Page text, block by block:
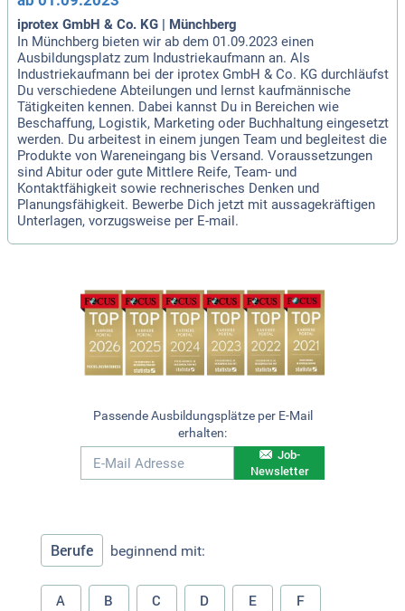
iprotex GmbH & Co. KG | Münchberg
In Münchberg bieten wir ab dem 01.09.2023 einen
Ausbildungsplatz zum Industriekaufmann an. Als
Industriekaufmann bei der iprotex GmbH & Co. KG durchläufst
Du verschiedene Abteilungen und lernst kaufmännische
Tätigkeiten kennen. Dabei kannst Du in Bereichen wie
Beschaffung, Logistik, Marketing oder Buchhaltung eingesetzt
werden. Du arbeitest in einem jungen Team und begleitest die
Produkte von Wareneingang bis Versand. Voraussetzungen
sind Abitur oder gute Mittlere Reife, Team- und
Kontaktfähigkeit sowie rechnerisches Denken und
Planungsfähigkeit. Bewerbe Dich jetzt mit aussagekräftigen
Unterlagen, vorzugsweise per E-mail.
Passende Ausbildungsplätze per E-Mail
erhalten:
Job-
Newsletter
Berufe beginnend mit:
A B C D E F